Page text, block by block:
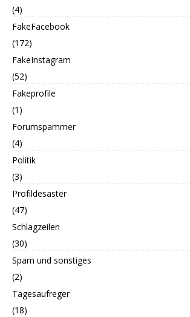
(4)
FakeFacebook
(172)
FakeInstagram
(52)
Fakeprofile
(1)
Forumspammer
(4)
Politik
(3)
Profildesaster
(47)
Schlagzeilen
(30)
Spam und sonstiges
(2)
Tagesaufreger
(18)